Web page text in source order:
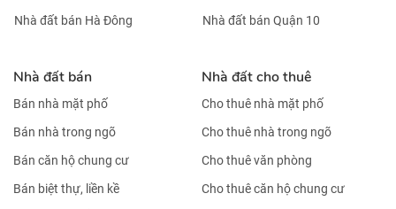
Nhà đất bán Hà Đông Nhà đất bán Quận 10
Nhà đất bán
Bán nhà mặt phố
Bán nhà trong ngõ
Bán căn hộ chung cư
Bán biệt thự, liền kề
Nhà đất cho thuê
Cho thuê nhà mặt phố
Cho thuê nhà trong ngõ
Cho thuê văn phòng
Cho thuê căn hộ chung cư